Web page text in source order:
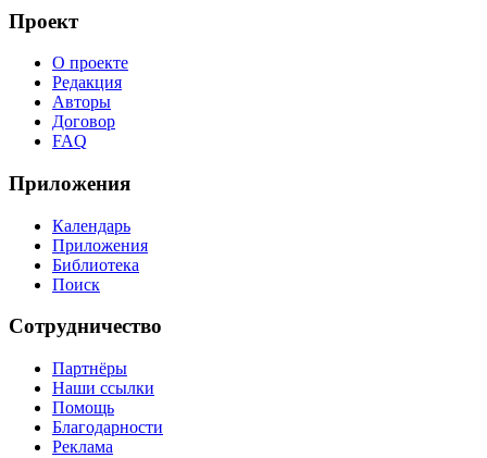
Проект
О проекте
Редакция
Авторы
Договор
FAQ
Приложения
Календарь
Приложения
Библиотека
Поиск
Сотрудничество
Партнёры
Наши ссылки
Помощь
Благодарности
Реклама